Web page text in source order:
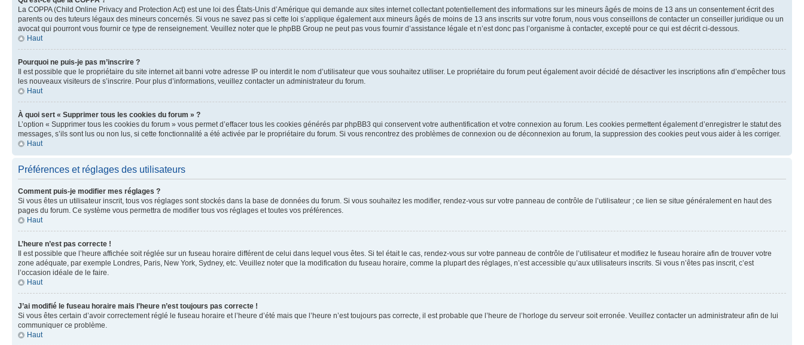
La COPPA (Child Online Privacy and Protection Act) est une loi des États-Unis d’Amérique qui demande aux sites internet collectant potentiellement des informations sur les mineurs âgés de moins de 13 ans un consentement écrit des
parents ou des tuteurs légaux des mineurs concernés. Si vous ne savez pas si cette loi s’applique également aux mineurs âgés de moins de 13 ans inscrits sur votre forum, nous vous conseillons de contacter un conseiller juridique ou un
avocat qui pourront vous fournir ce type de renseignement. Veuillez noter que le phpBB Group ne peut pas vous fournir d’assistance légale et n’est donc pas l’organisme à contacter, excepté pour ce qui est décrit ci-dessous.
Haut
Pourquoi ne puis-je pas m’inscrire ?
Il est possible que le propriétaire du site internet ait banni votre adresse IP ou interdit le nom d’utilisateur que vous souhaitez utiliser. Le propriétaire du forum peut également avoir décidé de désactiver les inscriptions afin d’empêcher tous
les nouveaux visiteurs de s’inscrire. Pour plus d’informations, veuillez contacter un administrateur du forum.
Haut
À quoi sert « Supprimer tous les cookies du forum » ?
L’option « Supprimer tous les cookies du forum » vous permet d’effacer tous les cookies générés par phpBB3 qui conservent votre authentification et votre connexion au forum. Les cookies permettent également d’enregistrer le statut des
messages, s’ils sont lus ou non lus, si cette fonctionnalité a été activée par le propriétaire du forum. Si vous rencontrez des problèmes de connexion ou de déconnexion au forum, la suppression des cookies peut vous aider à les corriger.
Haut
Préférences et réglages des utilisateurs
Comment puis-je modifier mes réglages ?
Si vous êtes un utilisateur inscrit, tous vos réglages sont stockés dans la base de données du forum. Si vous souhaitez les modifier, rendez-vous sur votre panneau de contrôle de l’utilisateur ; ce lien se situe généralement en haut des
pages du forum. Ce système vous permettra de modifier tous vos réglages et toutes vos préférences.
Haut
L’heure n’est pas correcte !
Il est possible que l’heure affichée soit réglée sur un fuseau horaire différent de celui dans lequel vous êtes. Si tel était le cas, rendez-vous sur votre panneau de contrôle de l’utilisateur et modifiez le fuseau horaire afin de trouver votre
zone adéquate, par exemple Londres, Paris, New York, Sydney, etc. Veuillez noter que la modification du fuseau horaire, comme la plupart des réglages, n’est accessible qu’aux utilisateurs inscrits. Si vous n’êtes pas inscrit, c’est
l’occasion idéale de le faire.
Haut
J’ai modifié le fuseau horaire mais l’heure n’est toujours pas correcte !
Si vous êtes certain d’avoir correctement réglé le fuseau horaire et l’heure d’été mais que l’heure n’est toujours pas correcte, il est probable que l’heure de l’horloge du serveur soit erronée. Veuillez contacter un administrateur afin de lui
communiquer ce problème.
Haut